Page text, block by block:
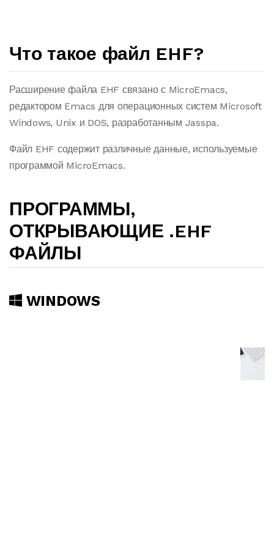
Что такое файл EHF?
Расширение файла EHF связано с MicroEmacs,
редактором Emacs для операционных систем Microsoft
Windows, Unix и DOS, разработанным Jasspa.
Файл EHF содержит различные данные, используемые
программой MicroEmacs.
ПРОГРАММЫ,
ОТКРЫВАЮЩИЕ .EHF
ФАЙЛЫ
WINDOWS